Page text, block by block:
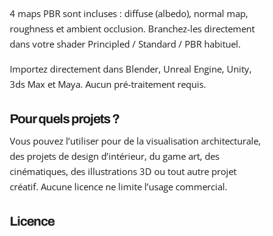
4 maps PBR sont incluses : diffuse (albedo), normal map,
roughness et ambient occlusion. Branchez-les directement
dans votre shader Principled / Standard / PBR habituel.
Importez directement dans Blender, Unreal Engine, Unity,
3ds Max et Maya. Aucun pré-traitement requis.
Pour quels projets ?
Vous pouvez l’utiliser pour de la visualisation architecturale,
des projets de design d’intérieur, du game art, des
cinématiques, des illustrations 3D ou tout autre projet
créatif. Aucune licence ne limite l’usage commercial.
Licence